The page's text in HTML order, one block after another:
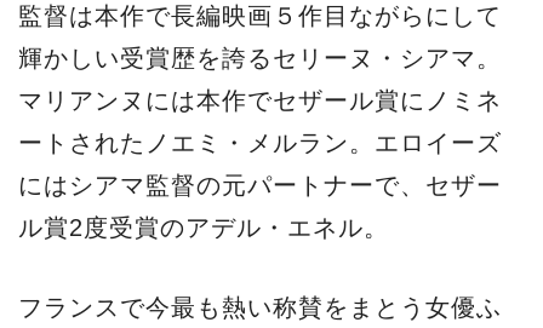
監督は本作で長編映画５作目ながらにして
輝かしい受賞歴を誇るセリーヌ・シアマ。
マリアンヌには本作でセザール賞にノミネ
ートされたノエミ・メルラン。エロイーズ
にはシアマ監督の元パートナーで、セザー
ル賞2度受賞のアデル・エネル。
フランスで今最も熱い称賛をまとう女優ふ